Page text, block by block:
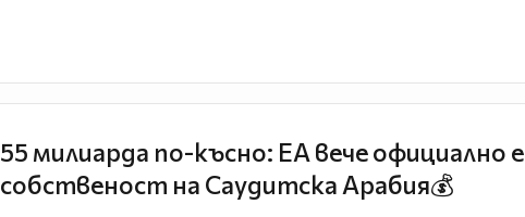
55 милиарда по-късно: EA вече официално е
собственост на Саудитска Арабия💰